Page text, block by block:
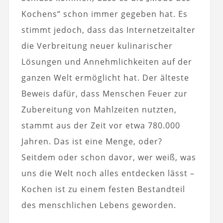
Kochens“ schon immer gegeben hat. Es
stimmt jedoch, dass das Internetzeitalter
die Verbreitung neuer kulinarischer
Lösungen und Annehmlichkeiten auf der
ganzen Welt ermöglicht hat. Der älteste
Beweis dafür, dass Menschen Feuer zur
Zubereitung von Mahlzeiten nutzten,
stammt aus der Zeit vor etwa 780.000
Jahren. Das ist eine Menge, oder?
Seitdem oder schon davor, wer weiß, was
uns die Welt noch alles entdecken lässt –
Kochen ist zu einem festen Bestandteil
des menschlichen Lebens geworden.